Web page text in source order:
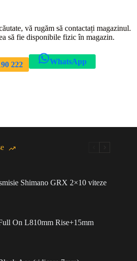
vă rugăm să contactați magazinul.
să fie disponibile fizic în magazin.
222 WhatsApp
Shimano GRX 2×10 viteze
On L810mm Rise+15mm